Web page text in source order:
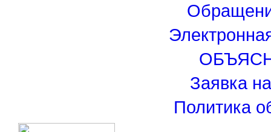
Заявка
Политика